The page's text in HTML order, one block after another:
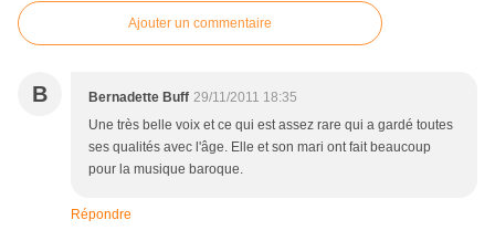
Ajouter un commentaire
B Bernadette Buff 29/11/2011 18:35
Une très belle voix et ce qui est assez rare qui a gardé toutes
ses qualités avec l'âge. Elle et son mari ont fait beaucoup
pour la musique baroque.
Répondre